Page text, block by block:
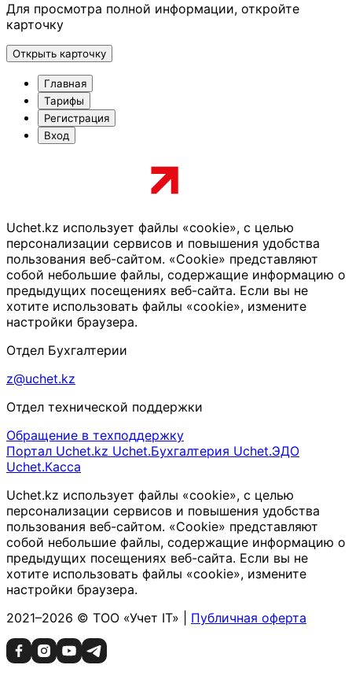
Для просмотра полной информации, откройте
карточку
Открыть карточку
Главная
Тарифы
Регистрация
Вход
Uchet.kz использует файлы «cookie», с целью
персонализации сервисов и повышения удобства
пользования веб-сайтом. «Cookie» представляют
собой небольшие файлы, содержащие информацию о
предыдущих посещениях веб-сайта. Если вы не
хотите использовать файлы «cookie», измените
настройки браузера.
Отдел Бухгалтерии
z@uchet.kz
Отдел технической поддержки
Обращение в техподдержку
Портал Uchet.kz Uchet.Бухгалтерия Uchet.ЭДО
Uchet.Касса
Uchet.kz использует файлы «cookie», с целью
персонализации сервисов и повышения удобства
пользования веб-сайтом. «Cookie» представляют
собой небольшие файлы, содержащие информацию о
предыдущих посещениях веб-сайта. Если вы не
хотите использовать файлы «cookie», измените
настройки браузера.
2021–2026 © ТОО «Учет IT» | Публичная оферта